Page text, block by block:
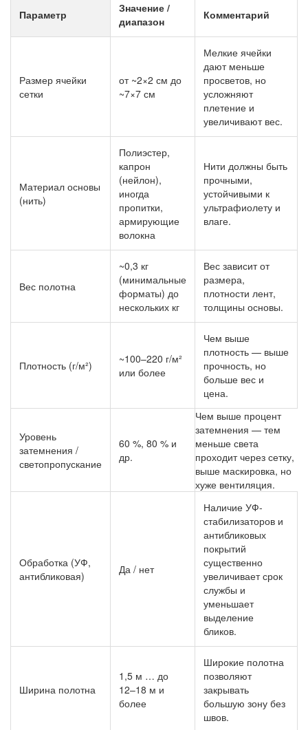
Параметр
Значение /
диапазон
Комментарий
Размер ячейки
сетки
от ~2×2 см до
~7×7 см
Мелкие ячейки
дают меньше
просветов, но
усложняют
плетение и
увеличивают вес.
Материал основы
(нить)
Полиэстер,
капрон
(нейлон),
иногда
пропитки,
армирующие
волокна
Нити должны быть
прочными,
устойчивыми к
ультрафиолету и
влаге.
Вес полотна
~0,3 кг
(минимальные
форматы) до
нескольких кг
Вес зависит от
размера,
плотности лент,
толщины основы.
Плотность (г/м²)
~100–220 г/м²
или более
Чем выше
плотность — выше
прочность, но
больше вес и
цена.
Уровень
затемнения /
светопропускание
60 %, 80 % и
др.
Чем выше процент
затемнения — тем
меньше света
проходит через сетку,
выше маскировка, но
хуже вентиляция.
Обработка (УФ,
антибликовая)
Да / нет
Наличие УФ-
стабилизаторов и
антибликовых
покрытий
существенно
увеличивает срок
службы и
уменьшает
выделение
бликов.
Ширина полотна
1,5 м … до
12–18 м и
более
Широкие полотна
позволяют
закрывать
большую зону без
швов.